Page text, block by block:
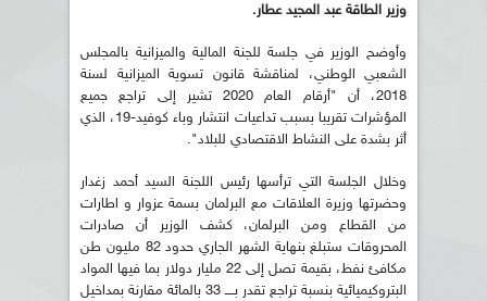
وزير الطاقة عبد المجيد عطار.
وأوضح الوزير في جلسة للجنة المالية والميزانية بالمجلس
الشعبي الوطني، لمناقشة قانون تسوية الميزانية لسنة
2018، أن "أرقام العام 2020 تشير إلى تراجع جميع
المؤشرات تقريبا بسبب تداعيات انتشار وباء كوفيد-19، الذي
أثر بشدة على النشاط الاقتصادي للبلاد".
وخلال الجلسة التي ترأسها رئيس اللجنة السيد أحمد زغدار
وحضرتها وزيرة العلاقات مع البرلمان بسمة عزوار و اطارات
من القطاع ومن البرلمان، كشف الوزير أن صادرات
المحروقات ستبلغ بنهاية الشهر الجاري حدود 82 مليون طن
مكافئ نفط، بقيمة تصل إلى 22 مليار دولار بما فيها المواد
البتروكيميائية بنسبة تراجع تقدر بــــ 33 بالمائة مقارنة بمداخيل